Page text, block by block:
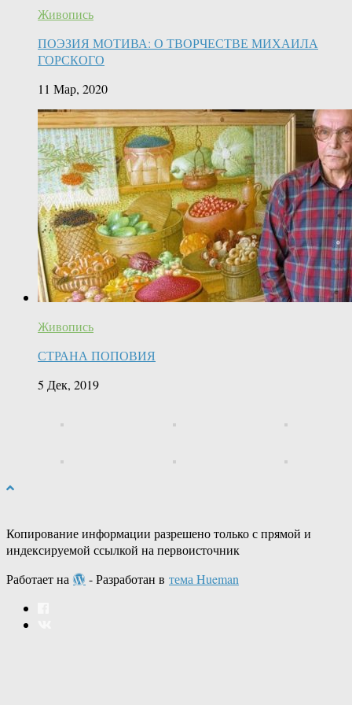
Живопись
ПОЭЗИЯ МОТИВА: О ТВОРЧЕСТВЕ МИХАИЛА
ГОРСКОГО
11 Мар, 2020
Живопись
СТРАНА ПОПОВИЯ
5 Дек, 2019
Копирование информации разрешено только с прямой и
индексируемой ссылкой на первоисточник
Работает на
- Разработан в тема Hueman